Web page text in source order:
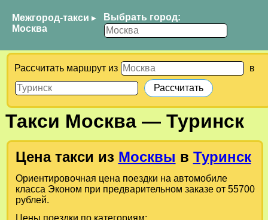
Межгород-такси ▸
Москва
Выбрать город:
Рассчитать маршрут из в
Такси Москва— Туринск
Цена такси из Москвы в Туринск
Ориентировочная цена поездки на автомобиле
класса Эконом при предварительном заказе от 55700
рублей.